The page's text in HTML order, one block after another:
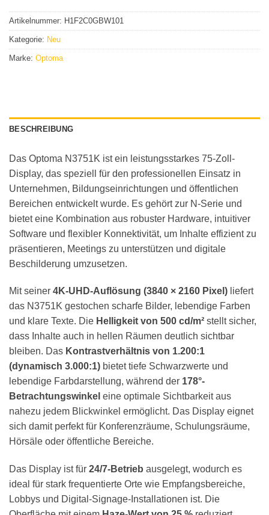
Artikelnummer: H1F2C0GBW101
Kategorie: Neu
Marke: Optoma
BESCHREIBUNG
Das Optoma N3751K ist ein leistungsstarkes 75-Zoll-
Display, das speziell für den professionellen Einsatz in
Unternehmen, Bildungseinrichtungen und öffentlichen
Bereichen entwickelt wurde. Es gehört zur N-Serie und
bietet eine Kombination aus robuster Hardware, intuitiver
Software und flexibler Konnektivität, um Inhalte effizient zu
präsentieren, Meetings zu unterstützen und digitale
Beschilderung umzusetzen.
Mit seiner 4K-UHD-Auflösung (3840 × 2160 Pixel) liefert
das N3751K gestochen scharfe Bilder, lebendige Farben
und klare Texte. Die Helligkeit von 500 cd/m² stellt sicher,
dass Inhalte auch in hellen Räumen deutlich sichtbar
bleiben. Das Kontrastverhältnis von 1.200:1
(dynamisch 3.000:1) bietet tiefe Schwarzwerte und
lebendige Farbdarstellung, während der 178°-
Betrachtungswinkel eine optimale Sichtbarkeit aus
nahezu jedem Blickwinkel ermöglicht. Das Display eignet
sich damit perfekt für Konferenzräume, Schulungsräume,
Hörsäle oder öffentliche Bereiche.
Das Display ist für 24/7-Betrieb ausgelegt, wodurch es
ideal für stark frequentierte Orte wie Empfangsbereiche,
Lobbys und Digital-Signage-Installationen ist. Die